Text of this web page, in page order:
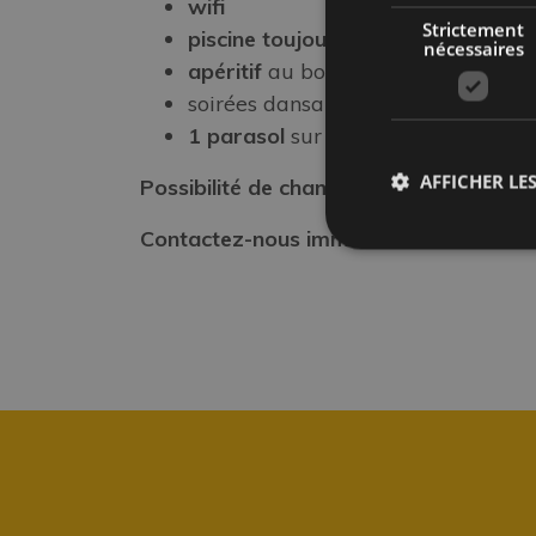
wifi
piscine toujours au soleil avec
apéritif au bord de la piscine
soirées dansantes avec des
1 parasol sur la plage zone 72
Possibilité de chambres avec
Contactez-nous immédiatement!
Strictement
nécessaires
AFFICHER